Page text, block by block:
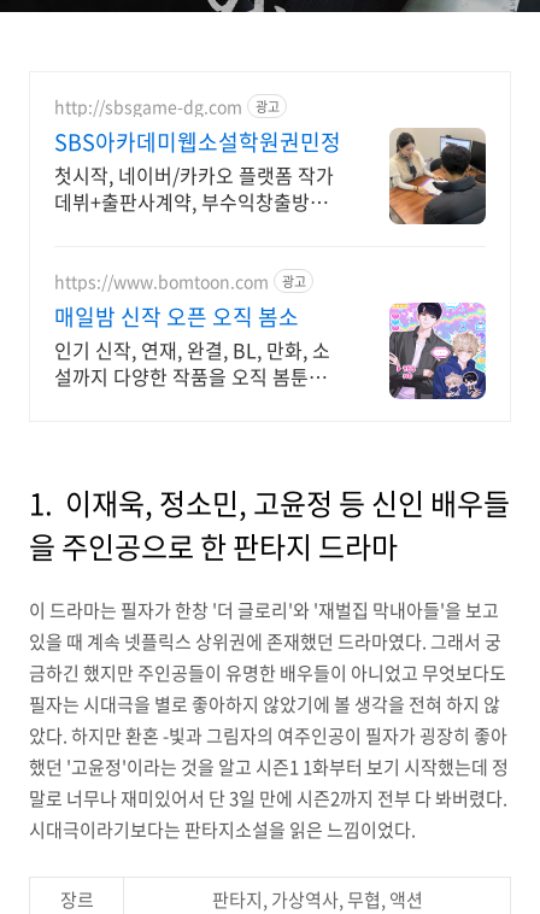
http://sbsgame-dg.com 광고
SBS아카데미웹소설학원권민정
첫시작, 네이버/카카오 플랫폼 작가
데뷔+출판사계약, 부수익창출방법
https://www.bomtoon.com 광고
매일밤 신작 오픈 오직 봄소
인기 신작, 연재, 완결, BL, 만화, 소
설까지 다양한 작품을 오직 봄툰에
1. 이재욱, 정소민, 고윤정 등 신인 배우들
을 주인공으로 한 판타지 드라마
이 드라마는 필자가 한창 '더 글로리'와 '재벌집 막내아들'을 보고
있을 때 계속 넷플릭스 상위권에 존재했던 드라마였다. 그래서 궁
금하긴 했지만 주인공들이 유명한 배우들이 아니었고 무엇보다도
필자는 시대극을 별로 좋아하지 않았기에 볼 생각을 전혀 하지 않
았다. 하지만 환혼 -빛과 그림자의 여주인공이 필자가 굉장히 좋아
했던 '고윤정'이라는 것을 알고 시즌1 1화부터 보기 시작했는데 정
말로 너무나 재미있어서 단 3일 만에 시즌2까지 전부 다 봐버렸다.
시대극이라기보다는 판타지소설을 읽은 느낌이었다.
장르
판타지, 가상역사, 무협, 액션